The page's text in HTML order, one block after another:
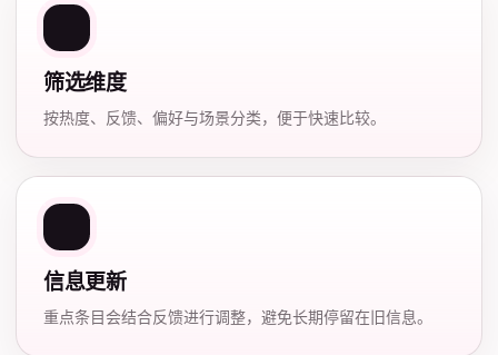
筛选维度
按热度、反馈、偏好与场景分类，便于快速比较。
信息更新
重点条目会结合反馈进行调整，避免长期停留在旧信息。